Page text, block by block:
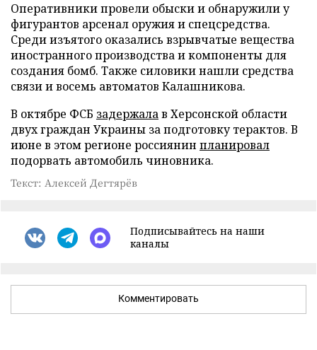
Оперативники провели обыски и обнаружили у
фигурантов арсенал оружия и спецсредства.
Среди изъятого оказались взрывчатые вещества
иностранного производства и компоненты для
создания бомб. Также силовики нашли средства
связи и восемь автоматов Калашникова.
В октябре ФСБ задержалав Херсонской области
двух граждан Украины за подготовку терактов. В
июне в этом регионе россиянин планировал
подорвать автомобиль чиновника.
Текст: Алексей Дегтярёв
Подписывайтесь на наши
каналы
Комментировать